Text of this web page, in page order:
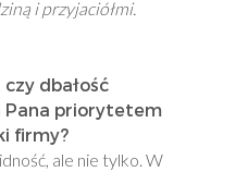
i przyjaciółmi.
dbałość
Pana priorytetem
firmy?
ale nie tylko. W